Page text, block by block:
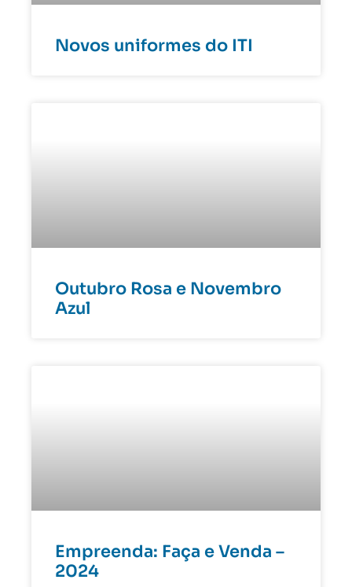
Novos uniformes do ITI
Outubro Rosa e Novembro
Azul
Empreenda: Faça e Venda –
2024